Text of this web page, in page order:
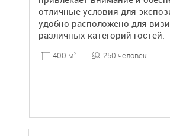
отличные условия для
удобно расположено для
различных категорий гостей.
400 м2 250 человек